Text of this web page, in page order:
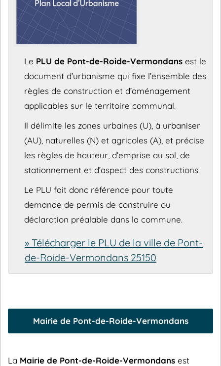
Le PLU de Pont-de-Roide-Vermondans est le
document d’urbanisme qui fixe l’ensemble des
règles de construction et d’aménagement
applicables sur le territoire communal.
Il délimite les zones urbaines (U), à urbaniser
(AU), naturelles (N) et agricoles (A), et précise
les règles de hauteur, d’emprise au sol, de
stationnement et d’aspect des constructions.
Le PLU fait donc référence pour toute
demande de permis de construire ou
déclaration préalable dans la commune.
» Télécharger le PLU de la ville de Pont-
de-Roide-Vermondans 25150
Mairie de Pont-de-Roide-Vermondans
La Mairie de Pont-de-Roide-Vermondans est